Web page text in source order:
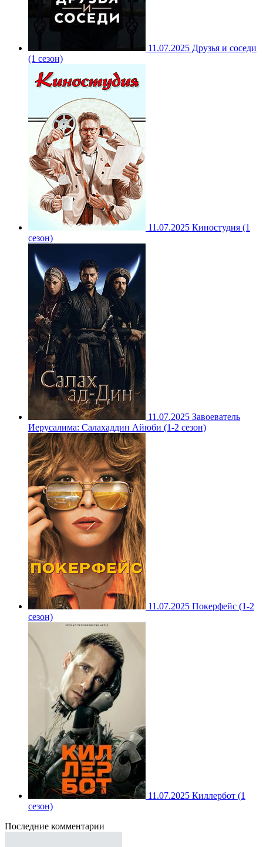
11.07.2025 Друзья и соседи
(1 сезон)
11.07.2025 Киностудия (1
сезон)
11.07.2025 Завоеватель
Иерусалима: Салахаддин Айюби (1-2 сезон)
11.07.2025 Покерфейс (1-2
сезон)
11.07.2025 Киллербот (1
сезон)
Последние комментарии